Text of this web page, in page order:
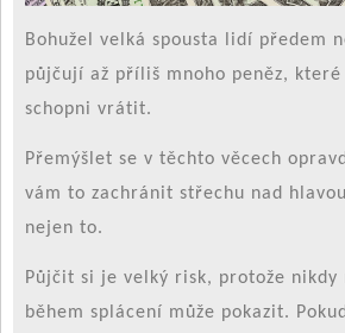
Bohužel velká spousta lidí předem
půjčují až příliš mnoho peněz, které
schopni vrátit.
Přemýšlet se v těchto věcech
vám to zachránit střechu nad
nejen to.
Půjčit si je velký risk, protože nikdy
během splácení může pokazit.